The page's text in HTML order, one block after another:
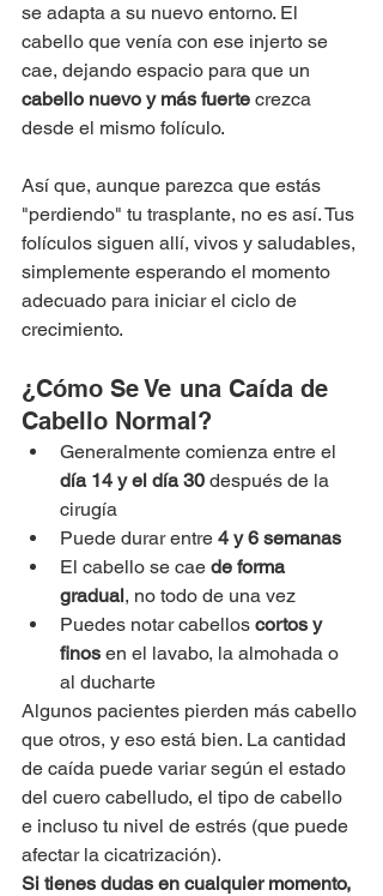
se adapta a su nuevo entorno. El
cabello que venía con ese injerto se
cae, dejando espacio para que un
cabello nuevo y más fuerte crezca
desde el mismo folículo.
Así que, aunque parezca que estás
"perdiendo" tu trasplante, no es así. Tus
folículos siguen allí, vivos y saludables,
simplemente esperando el momento
adecuado para iniciar el ciclo de
crecimiento.
¿Cómo Se Ve una Caída de
Cabello Normal?
Generalmente comienza entre el
día 14 y el día 30 después de la
cirugía
Puede durar entre 4 y 6 semanas
El cabello se cae de forma
gradual, no todo de una vez
Puedes notar cabellos cortos y
finos en el lavabo, la almohada o
al ducharte
Algunos pacientes pierden más cabello
que otros, y eso está bien. La cantidad
de caída puede variar según el estado
del cuero cabelludo, el tipo de cabello
e incluso tu nivel de estrés (que puede
afectar la cicatrización).
Si tienes dudas en cualquier momento,